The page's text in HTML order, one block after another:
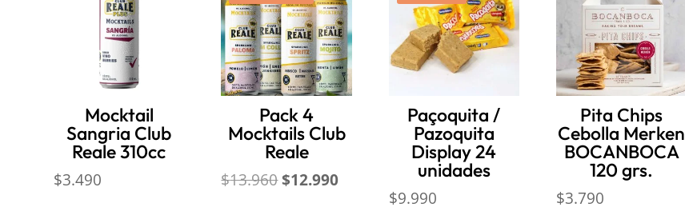
Mocktail
Sangria Club
Reale 310cc
$3.490
Pack 4
Mocktails Club
Reale
$13.960El
$12.990
Paçoquita /
Pazoquita
Display 24
unidades
$9.990
Pita Chips
Cebolla Merken
BOCANBOCA
120 grs.
$3.790